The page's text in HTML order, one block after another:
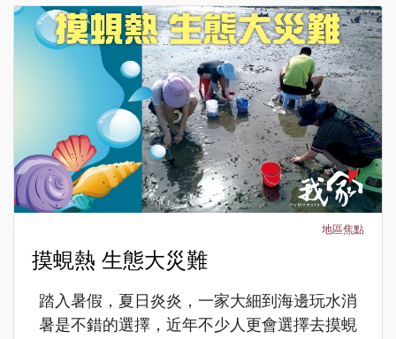
地區焦點
摸蜆熱 生態大災難
踏入暑假，夏日炎炎，一家大細到海邊玩水消
暑是不錯的選擇，近年不少人更會選擇去摸蜆